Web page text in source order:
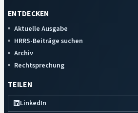
ENTDECKEN
Aktuelle Ausgabe
HRRS-Beiträge suchen
Archiv
Rechtsprechung
TEILEN
LinkedIn